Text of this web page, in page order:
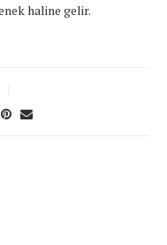
haline gelir.